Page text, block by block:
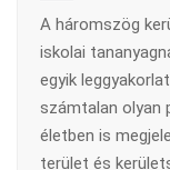
A háromszög
iskolai
egyik
számtalan olyan
életben is
terület és